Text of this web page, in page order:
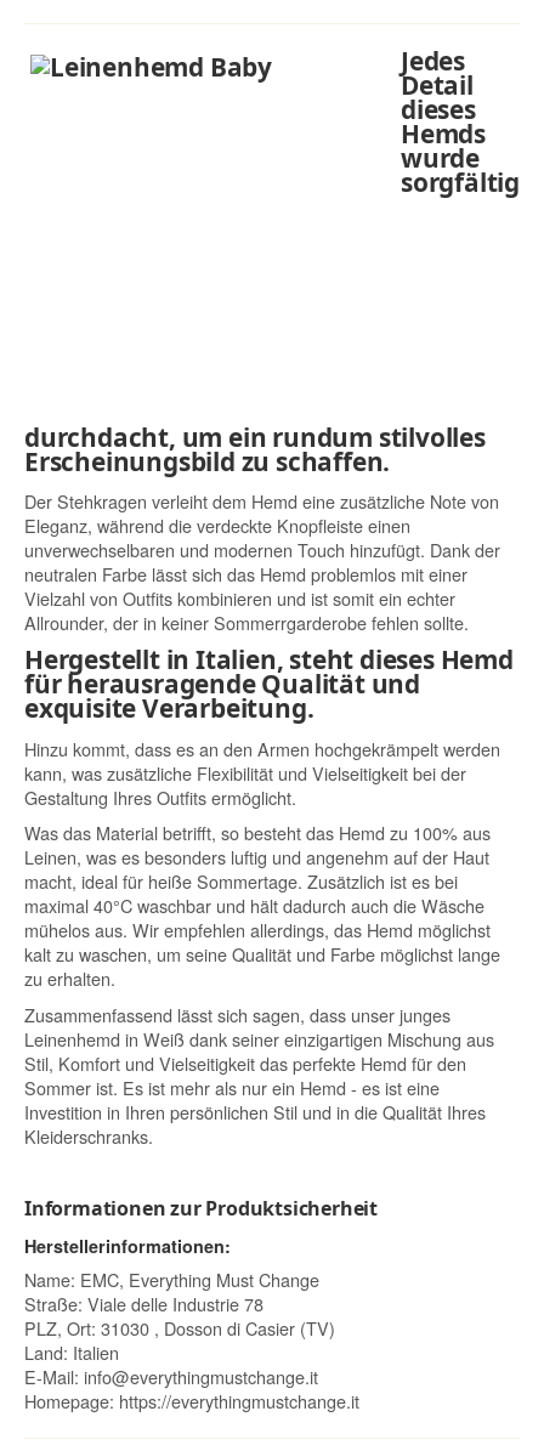
Jedes
Detail
dieses
Hemds
wurde
sorgfältig
durchdacht, um ein rundum stilvolles
Erscheinungsbild zu schaffen.
Der Stehkragen verleiht dem Hemd eine zusätzliche Note von
Eleganz, während die verdeckte Knopfleiste einen
unverwechselbaren und modernen Touch hinzufügt. Dank der
neutralen Farbe lässt sich das Hemd problemlos mit einer
Vielzahl von Outfits kombinieren und ist somit ein echter
Allrounder, der in keiner Sommerrgarderobe fehlen sollte.
Hergestellt in Italien, steht dieses Hemd
für herausragende Qualität und
exquisite Verarbeitung.
Hinzu kommt, dass es an den Armen hochgekrämpelt werden
kann, was zusätzliche Flexibilität und Vielseitigkeit bei der
Gestaltung Ihres Outfits ermöglicht.
Was das Material betrifft, so besteht das Hemd zu 100% aus
Leinen, was es besonders luftig und angenehm auf der Haut
macht, ideal für heiße Sommertage. Zusätzlich ist es bei
maximal 40°C waschbar und hält dadurch auch die Wäsche
mühelos aus. Wir empfehlen allerdings, das Hemd möglichst
kalt zu waschen, um seine Qualität und Farbe möglichst lange
zu erhalten.
Zusammenfassend lässt sich sagen, dass unser junges
Leinenhemd in Weiß dank seiner einzigartigen Mischung aus
Stil, Komfort und Vielseitigkeit das perfekte Hemd für den
Sommer ist. Es ist mehr als nur ein Hemd - es ist eine
Investition in Ihren persönlichen Stil und in die Qualität Ihres
Kleiderschranks.
Informationen zur Produktsicherheit
Herstellerinformationen:
Name: EMC, Everything Must Change
Straße: Viale delle Industrie 78
PLZ, Ort: 31030 , Dosson di Casier (TV)
Land: Italien
E-Mail: info@everythingmustchange.it
Homepage: https://everythingmustchange.it